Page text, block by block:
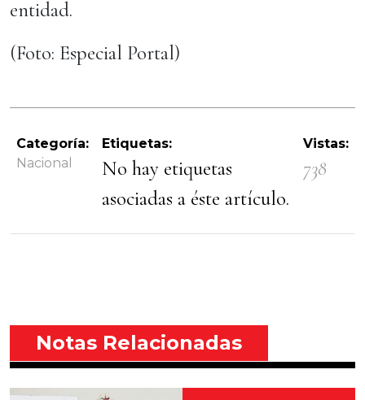
entidad.
(Foto: Especial Portal)
Categoría:
Nacional
Etiquetas:
No hay etiquetas
asociadas a éste artículo.
Vistas:
738
Notas Relacionadas